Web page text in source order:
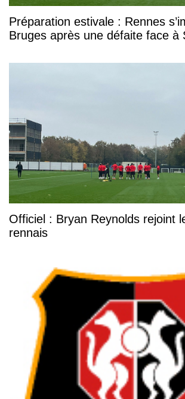
Préparation estivale : Rennes
Bruges après une défaite face à
Officiel : Bryan Reynolds rejoint
rennais